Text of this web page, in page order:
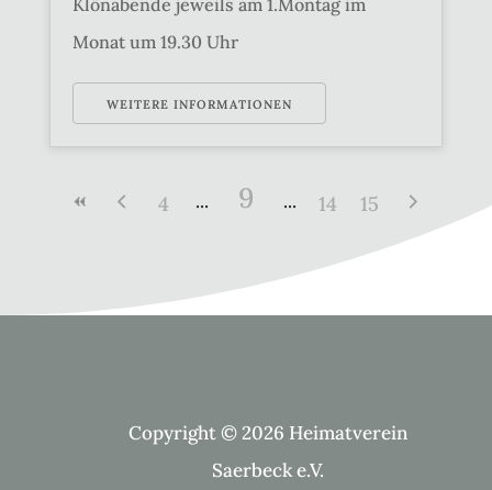
Klönabende jeweils am 1.Montag im
Monat um 19.30 Uhr
WEITERE INFORMATIONEN
4 9 14 15
Copyright © 2026 Heimatverein
Saerbeck e.V.